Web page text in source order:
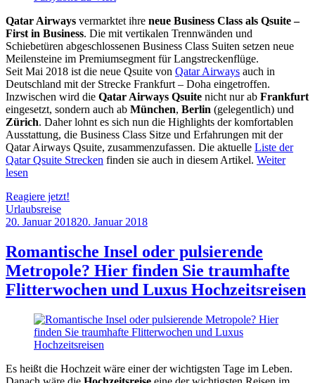
Qatar Airways vermarktet ihre neue Business Class als Qsuite –
First in Business. Die mit vertikalen Trennwänden und
Schiebetüren abgeschlossenen Business Class Suiten setzen neue
Meilensteine im Premiumsegment für Langstreckenflüge.
Seit Mai 2018 ist die neue Qsuite von Qatar Airways auch in
Deutschland mit der Strecke Frankfurt – Doha eingetroffen.
Inzwischen wird die Qatar Airways Qsuite nicht nur ab Frankfurt
eingesetzt, sondern auch ab München, Berlin (gelegentlich) und
Zürich. Daher lohnt es sich nun die Highlights der komfortablen
Ausstattung, die Business Class Sitze und Erfahrungen mit der
Qatar Airways Qsuite, zusammenzufassen. Die aktuelle Liste der
Qatar Qsuite Strecken finden sie auch in diesem Artikel. Weiter
lesen
Reagiere jetzt!
Urlaubsreise
20. Januar 201820. Januar 2018
Allan
Romantische Insel oder pulsierende
Metropole? Hier finden Sie traumhafte
Flitterwochen und Luxus Hochzeitsreisen
Es heißt die Hochzeit wäre einer der wichtigsten Tage im Leben.